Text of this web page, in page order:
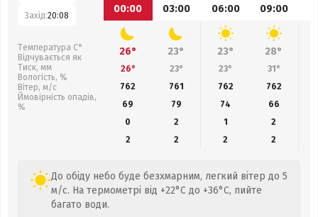
Захід:20:08
Температура С°
Відчувається як
Тиск, мм
Вологість, %
Вітер, м/с
Ймовірність опадів,
%
00:00
03:00 06:00 09:00
26° 23° 23° 28°
26° 23° 23° 31°
762
761 762 762
69
79 74 66
0
2 1
2
2
2 2 2
До обіду небо буде безхмарним, легкий вітер до 5
м/с. На термометрі від +22°C до +36°C, пийте
багато води.